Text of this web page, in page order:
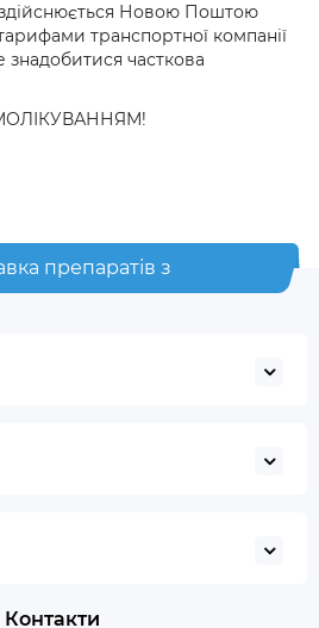
здійснюється Новою Поштою
транспортної компанії
часткова
препаратів з
Контакти